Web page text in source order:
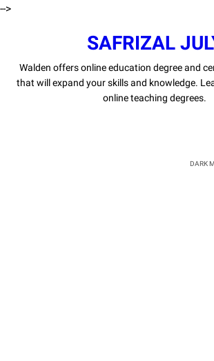
-->
SAFRIZAL
Walden offers online education degree and
that will expand your skills and knowledge.
online teaching degrees.